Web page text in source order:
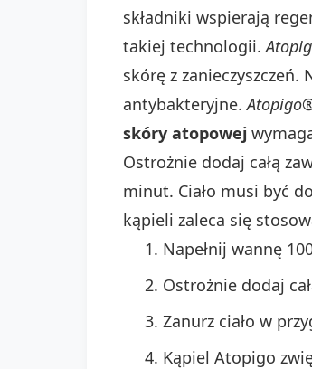
składniki wspierają
takiej technologii.
skórę z
antybakteryjne.
skóry atopowej
Ostrożnie dodaj całą
minut. Ciało musi być
kąpieli zaleca się
Napełnij wannę
Ostrożnie dodaj
Zanurz ciało w
Kąpiel Atopigo